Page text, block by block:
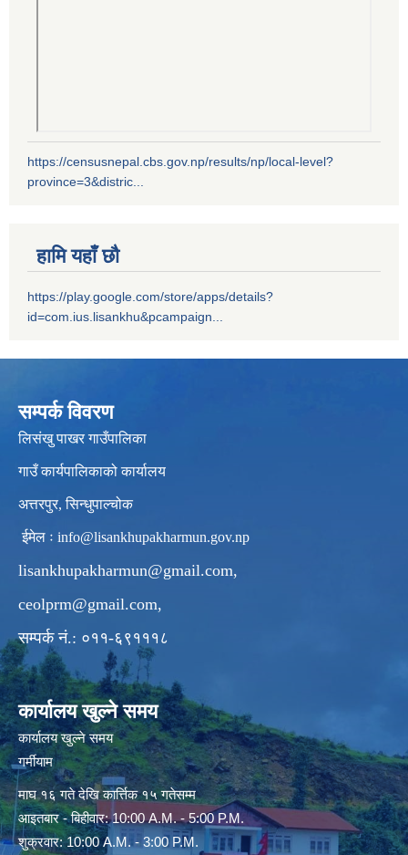
https://censusnepal.cbs.gov.np/results/np/local-level?
province=3&distric...
हामि यहाँ छौ
https://play.google.com/store/apps/details?
id=com.ius.lisankhu&pcampaign...
सम्पर्क विवरण
लिसंखु पाखर गाउँपालिका
गाउँ कार्यपालिकाको कार्यालय
अत्तरपुर, सिन्धुपाल्चोक
ईमेल ः info@lisankhupakharmun.gov.np
lisankhupakharmun@gmail.com,
ceolprm@gmail.com,
सम्पर्क नं.: ०११-६९१११८
कार्यालय खुल्ने समय
कार्यालय खुल्ने समय
गर्मीयाम
माघ १६ गते देखि कार्त्तिक १५ गतेसम्म
आइतबार - बिहीवार: 10:00 A.M. - 5:00 P.M.
शुक्रवार: 10:00 A.M. - 3:00 P.M.